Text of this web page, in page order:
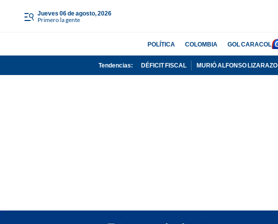
jueves 06 de agosto, 2026
Primero la gente
POLÍTICA COLOMBIA GOL CARACOL
Tendencias: DÉFICIT FISCAL MURIÓ ALFONSO LIZARAZO